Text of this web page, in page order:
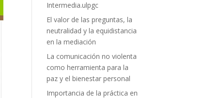
Intermedia.ulpgc
El valor de las preguntas, la
neutralidad y la equidistancia
en la mediación
La comunicación no violenta
como herramienta para la
paz y el bienestar personal
Importancia de la práctica en